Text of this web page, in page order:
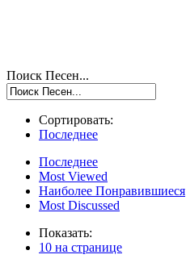
Поиск Песен...
Сортировать:
Последнее
Последнее
Most Viewed
Наиболее Понравившиеся
Most Discussed
Показать:
10 на странице